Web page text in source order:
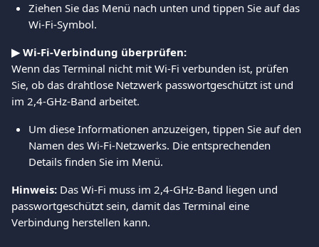
Ziehen Sie das Menü nach unten und tippen Sie auf das
Wi-Fi-Symbol.
▶ Wi-Fi-Verbindung überprüfen:
Wenn das Terminal nicht mit Wi-Fi verbunden ist, prüfen
Sie, ob das drahtlose Netzwerk passwortgeschützt ist und
im 2,4-GHz-Band arbeitet.
Um diese Informationen anzuzeigen, tippen Sie auf den
Namen des Wi-Fi-Netzwerks. Die entsprechenden
Details finden Sie im Menü.
Hinweis: Das Wi-Fi muss im 2,4-GHz-Band liegen und
passwortgeschützt sein, damit das Terminal eine
Verbindung herstellen kann.